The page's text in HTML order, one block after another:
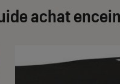
achat